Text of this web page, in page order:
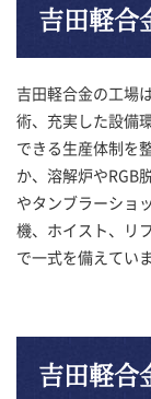
吉田軽合
吉田軽合金の工場
術、充実した設備
できる生産体制を
か、溶解炉やRGB
やタンブラーショ
機、ホイスト、リ
で一式を備えていま
吉田軽合